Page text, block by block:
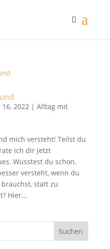
16, 2022| Alltag mit
mich versteht! Teilst du
ich dir jetzt
Wusstest du schon,
versteht, wenn du
statt zu
Hier...